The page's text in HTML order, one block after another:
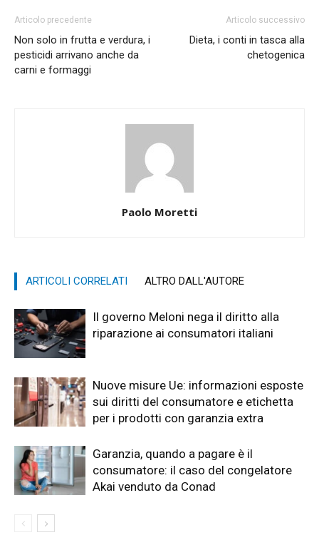
Articolo precedente
Non solo in frutta e verdura, i
pesticidi arrivano anche da
carni e formaggi
Articolo successivo
Dieta, i conti in tasca alla
chetogenica
Paolo Moretti
ARTICOLI CORRELATI ALTRO DALL'AUTORE
Il governo Meloni nega il diritto alla
riparazione ai consumatori italiani
Nuove misure Ue: informazioni esposte
sui diritti del consumatore e etichetta
per i prodotti con garanzia extra
Garanzia, quando a pagare è il
consumatore: il caso del congelatore
Akai venduto da Conad